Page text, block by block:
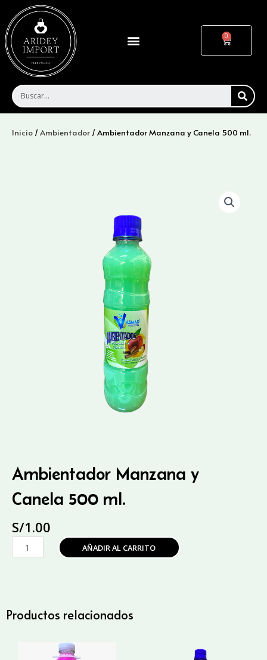
contenido
Menu Cart
Inicio / Ambientador / Ambientador Manzana y Canela 500 ml.
Ambientador Manzana y
Canela 500 ml.
S/1.00
Ambientador
Manzana
ml.
AÑADIR AL CARRITO
Productos relacionados